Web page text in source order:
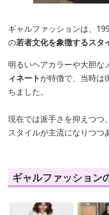
ギャルファッションは、
の若者文化を象徴するスタ
明るいヘアカラーや大胆な
ィネートが特徴で、当時は
ちました。
現在では派手さを抑えつつ
スタイルが主流になりつつ
ギャルファッション